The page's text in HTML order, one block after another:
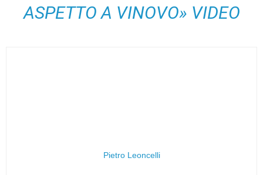
ASPETTO A VINOVO» VIDEO
Pietro Leoncelli